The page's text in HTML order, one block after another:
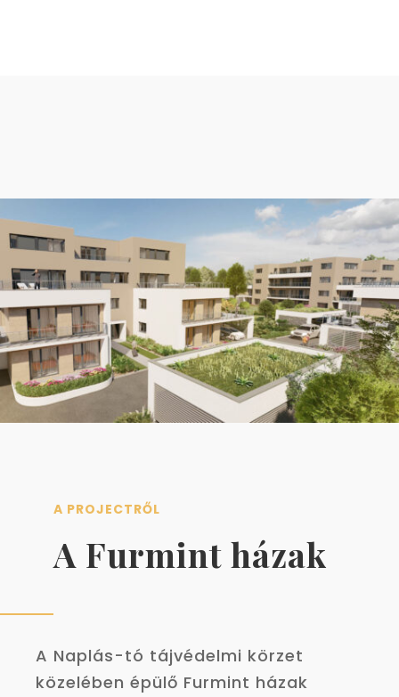
A PROJECTRŐL
A Furmint házak
A Naplás-tó tájvédelmi körzet
közelében épülő Furmint házak